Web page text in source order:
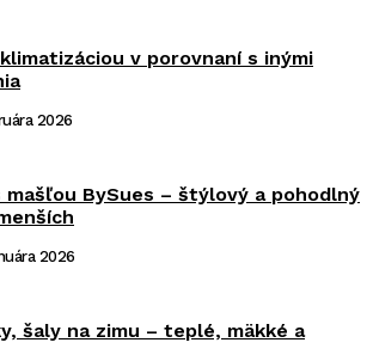
v porovnaní s inými
2026
BySues – štýlový a pohodlný
2026
šaly na zimu – teplé, mäkké a